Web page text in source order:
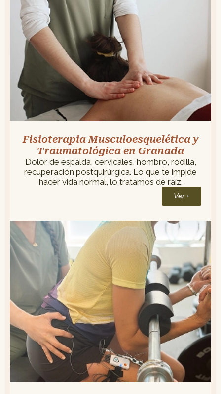
Fisioterapia Musculoesquelética y
Traumatológica en Granada
Dolor de espalda, cervicales, hombro, rodilla,
recuperación postquirúrgica. Lo que te impide
hacer vida normal, lo tratamos de raíz.
Ver +